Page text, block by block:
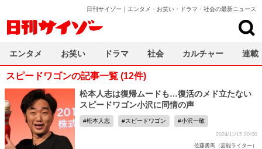
日刊サイゾー｜エンタメ・お笑い・ドラマ・社会の最新ニュース
スピードワゴンの記事一覧 (12件)
松本人志は復帰ムードも…復活のメド立たない
スピードワゴン小沢に同情の声
松本人志 スピードワゴン 小沢一敬
2024/11/15 20:00
佐藤勇馬（芸能ライター）
エンタメ お笑い ドラマ 社会 カルチャー 連載